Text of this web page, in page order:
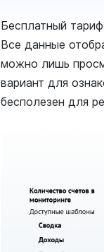
Бесплатный
Все данные
можно лишь
вариант для
бесполезен для